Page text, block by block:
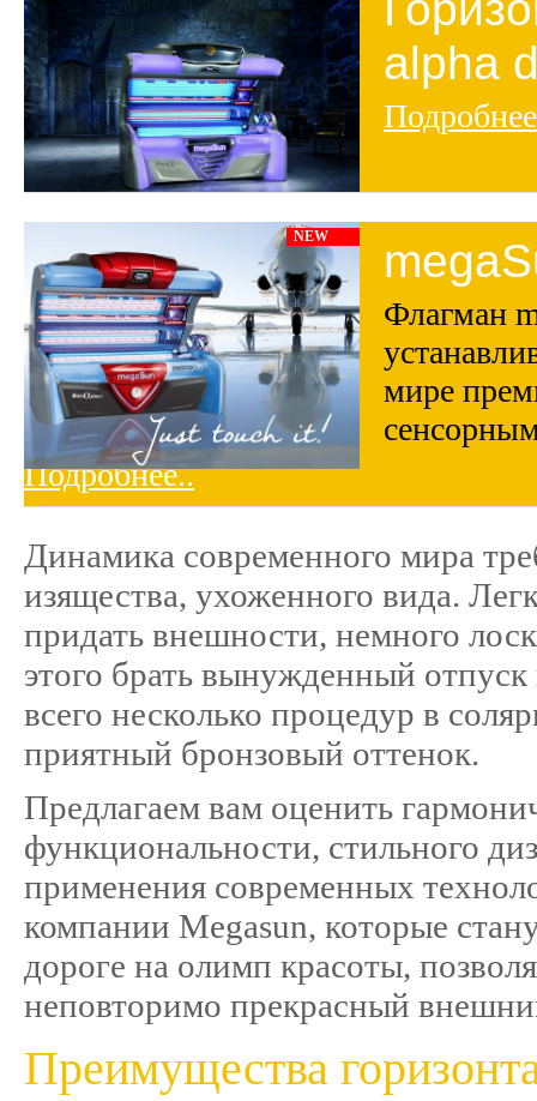
alpha
NEW
Флагман
мире
Подробнее..
Динамика современного мира
изящества, ухоженного вида.
придать внешности, немного
этого брать вынужденный
всего несколько процедур в
приятный бронзовый оттенок.
Предлагаем вам оценить
функциональности, стильного
применения современных
компании Megasun, которые
дороге на олимп красоты,
неповторимо прекрасный
Преимущества